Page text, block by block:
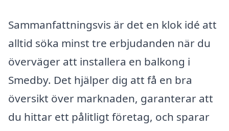
Sammanfattningsvis är det en klok idé att
alltid söka minst tre erbjudanden när du
överväger att installera en balkong i
Smedby. Det hjälper dig att få en bra
översikt över marknaden, garanterar att
du hittar ett pålitligt företag, och sparar